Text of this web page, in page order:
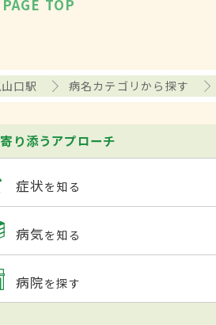
PAGE TOP
口駅 病名カテゴリから探す
り添うアプローチ
症状を知る
病気を知る
病院を探す